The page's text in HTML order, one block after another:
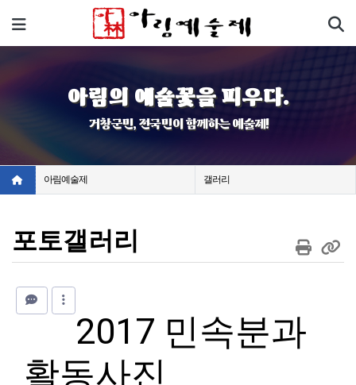
메뉴
아림의 예술꽃을 피우다.
거창군민, 전국민이 함께하는 예술제!
아림예술제 갤러리
포토갤러리
2017 민속분과
활동사진